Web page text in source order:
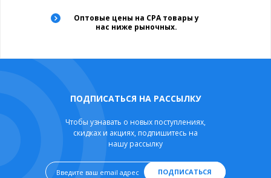
Оптовые цены на CPA товары у
нас ниже рыночных.
ПОДПИСАТЬСЯ НА РАССЫЛКУ
Чтобы узнавать о новых поступлениях,
скидках и акциях, подпишитесь на
нашу рассылку
ПОДПИСАТЬСЯ